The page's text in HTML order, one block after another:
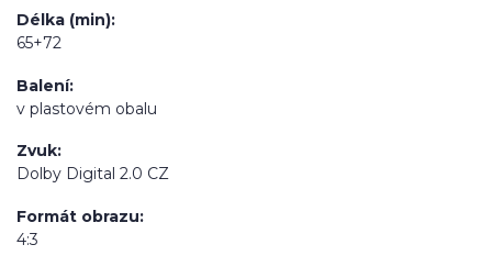
Délka (min)
65+72
Balení
v plastovém obalu
Zvuk
Dolby Digital 2.0 CZ
Formát obrazu
4:3